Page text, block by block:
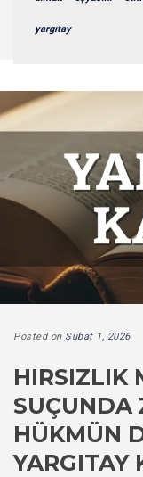
yargıtay
Posted on Şubat 1, 2026
HIRSIZLIK
SUÇUNDA
HÜKMÜN
YARGITAY